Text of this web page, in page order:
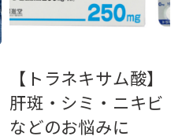
【トラネキサム酸】
肝斑・シミ・ニキビ
などのお悩みに